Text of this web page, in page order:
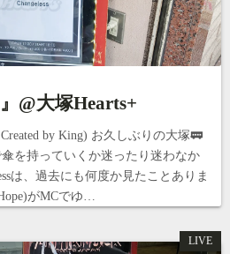
@大塚Hearts+
Created by King) お久しぶりの大塚🚃
を持っていくか迷ったり迷わなか
は、過去にも何度か見たことありま
がMCでゆ…
LIVE